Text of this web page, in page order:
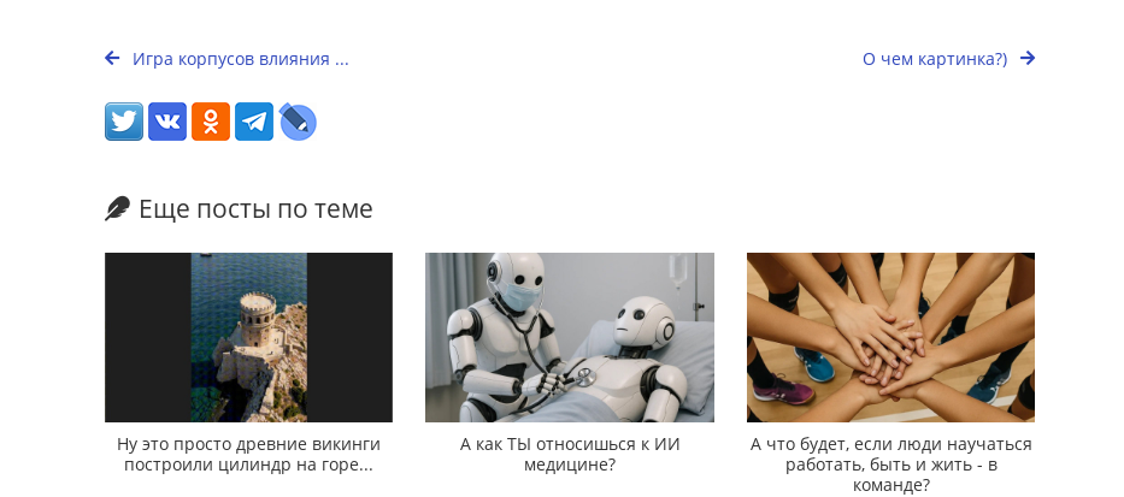
Игра корпусов влияния ... О чем картинка?)
Еще посты по теме
Ну это просто древние викинги
построили цилиндр на горе...
А как ТЫ относишься к ИИ
медицине?
А что будет, если люди научаться
работать, быть и жить - в
команде?